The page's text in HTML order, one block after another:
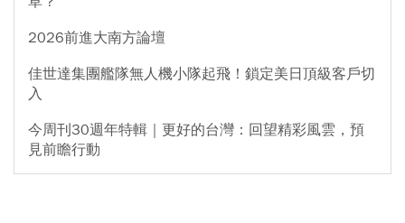
2026前進大南方論壇
佳世達集團艦隊無人機小隊起飛！鎖定美日頂級客戶切
入
今周刊30週年特輯｜更好的台灣：回望精彩風雲，預
見前瞻行動